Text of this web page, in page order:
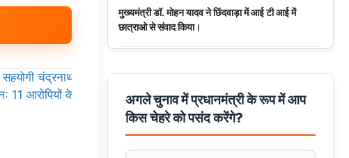
मुख्यमंत्री डॉ. मोहन यादव ने छिंदवाड़ा में आई टी आई में
छात्राओ से संवाद किया।
मुख्यमंत्री डॉ. यादव ने बाबूलाल जैन की पुण्यतिथि पर किया
नमन
अगले चुनाव में प्रधानमंत्री के रूप में आप
किस चेहरे को पसंद करेंगे?